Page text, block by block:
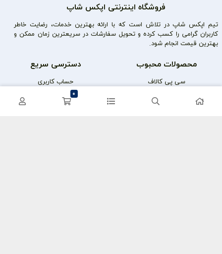
فروشگاه اینترنتی اپکس شاپ
تیم اپکس شاپ در تلاش است که با ارائه بهترین خدمات، رضایت خاطر
کاربران گرامی را کسب کرده و تحویل سفارشات در سریعترین زمان ممکن و
بهترین قیمت انجام شود.
محصولات محبوب
سی پی کالاف
کریستال گنشین
دسترسی سریع
حساب کاربری
سفارشات
0